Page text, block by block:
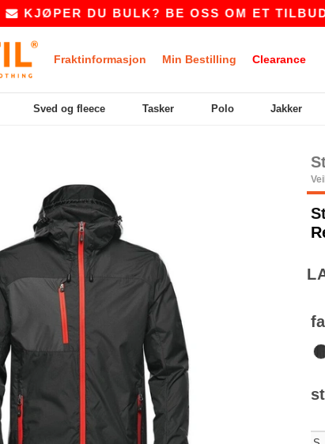
DU BULK? BE OSS OM ET TILBUD PÅ
Fraktinformasjon Min Bestilling Clearance
Sved og fleece Tasker Polo Jakker
Previous
Next